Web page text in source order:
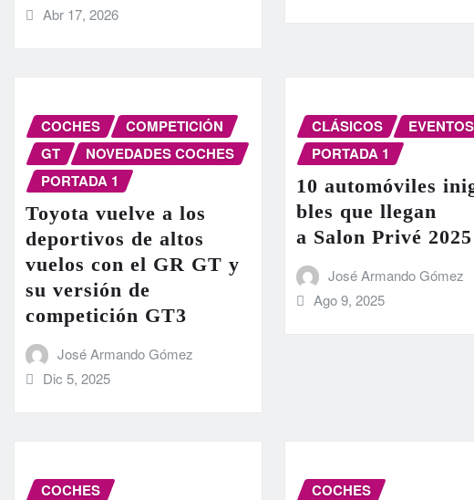
Abr 17, 2026
COCHES
COMPETICIÓN
GT
NOVEDADES COCHES
PORTADA 1
Toyota vuelve a los
deportivos de altos
vuelos con el GR GT y
su versión de
competición GT3
José Armando Gómez
Dic 5, 2025
CLÁSICOS
EVENTOS
PORTADA 1
10 automóviles
bles que llegan
a Salon Privé 2025
José Armando Gómez
Ago 9, 2025
COCHES COCHES